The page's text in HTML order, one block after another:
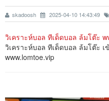
skadoosh 2025-04-10 14:43:49
วิเคราะห์บอล ทีเด็ดบอล ล้มโต๊ะ
วิเคราะห์บอล ทีเด็ดบอล ล้มโต๊ะ เ
www.lomtoe.vip